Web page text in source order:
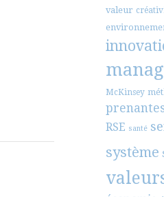
valeur
McKinsey
RSE santé
système